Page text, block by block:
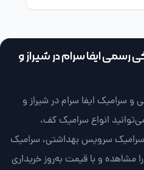
رسمی ایفا سرام در شیراز و
سرامیک ایفا سرام در شیراز و
انواع سرامیک کف،
سرامیک سرویس بهداشتی، سرامیک
مشاهده و با قیمت به‌روز خریداری